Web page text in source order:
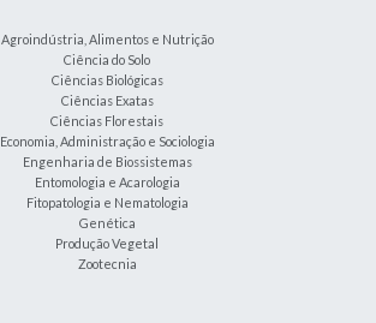
Agroindústria, Alimentos e Nutrição
Ciência do Solo
Ciências Biológicas
Ciências Exatas
Ciências Florestais
Economia, Administração e Sociologia
Engenharia de Biossistemas
Entomologia e Acarologia
Fitopatologia e Nematologia
Genética
Produção Vegetal
Zootecnia